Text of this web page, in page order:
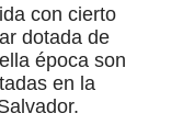
con cierto
dotada de
época son
en la